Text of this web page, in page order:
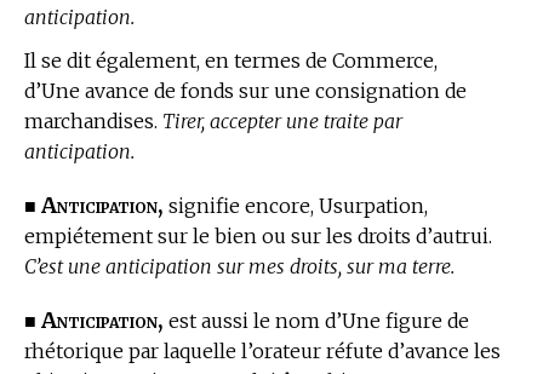
anticipation.
Il se dit également, en termes de Commerce,
d’Une avance de fonds sur une consignation de
marchandises. Tirer, accepter une traite par
anticipation.
■ Anticipation, signifie encore, Usurpation,
empiétement sur le bien ou sur les droits d’autrui.
C’est une anticipation sur mes droits, sur ma terre.
■ Anticipation, est aussi le nom d’Une figure de
rhétorique par laquelle l’orateur réfute d’avance les